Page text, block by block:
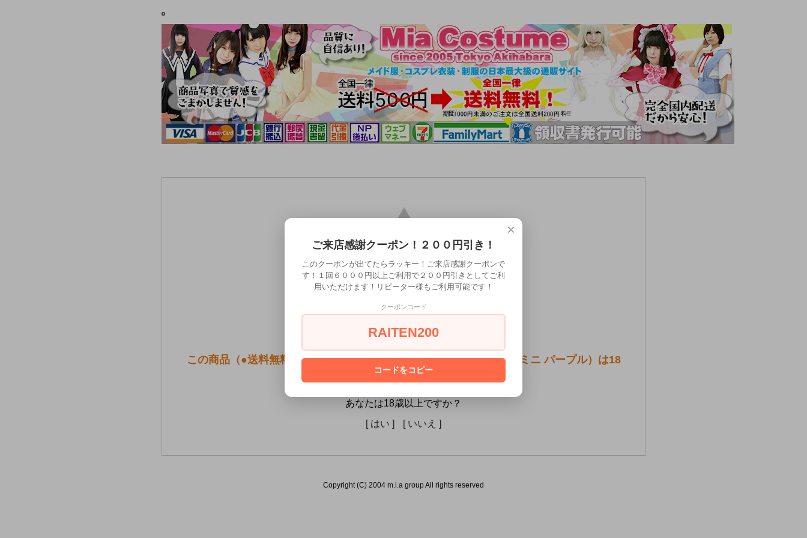
この商品（●送料無料●バックファイアー アエナスビッグバン ガンマミニ パープル）は18
歳未満の方には販売できません。
あなたは18歳以上ですか？
[ はい ]
[ いいえ ]
Copyright (C) 2004 m.i.a group All rights reserved
×
ご来店感謝クーポン！２００円引き！
このクーポンが出てたらラッキー！ご来店感謝クーポンで
す！１回６０００円以上ご利用で２００円引きとしてご利
用いただけます！リピーター様もご利用可能です！
クーポンコード
RAITEN200
コードをコピー